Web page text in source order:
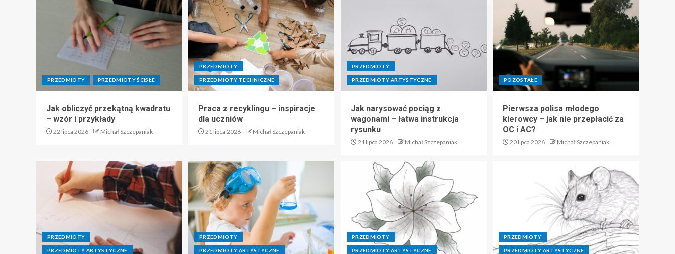
PRZEDMIOTY PRZEDMIOTY ŚCISŁE
Jak obliczyć przekątną kwadratu
– wzór i przykłady
22 lipca 2026 Michał Szczepaniak
PRZEDMIOTY
PRZEDMIOTY TECHNICZNE
Praca z recyklingu – inspiracje
dla uczniów
21 lipca 2026 Michał Szczepaniak
PRZEDMIOTY
PRZEDMIOTY ARTYSTYCZNE
Jak narysować pociąg z
wagonami – łatwa instrukcja
rysunku
21 lipca 2026 Michał Szczepaniak
POZOSTAŁE
Pierwsza polisa młodego
kierowcy – jak nie przepłacić za
OC i AC?
20 lipca 2026 Michał Szczepaniak
PRZEDMIOTY
PRZEDMIOTY ARTYSTYCZNE
PRZEDMIOTY
PRZEDMIOTY ARTYSTYCZNE
PRZEDMIOTY
PRZEDMIOTY ARTYSTYCZNE
PRZEDMIOTY
PRZEDMIOTY ARTYSTYCZNE